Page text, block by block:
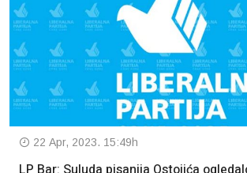
22 Apr, 2023. 15:49h